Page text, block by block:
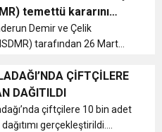
Özgürlük
rağmen 2025 yılına güçlü
yaparak Türkiye’nin enerji
temettü kararını
Demir ve Çelik
tarafından 26 Mart
(KAP) yapılan
Genel Kurul kar payı
kararı hakkında açıklama
ÇİFTÇİLERE
DAĞITILDI
çiftçilere 10 bin adet
gerçekleştirildi....